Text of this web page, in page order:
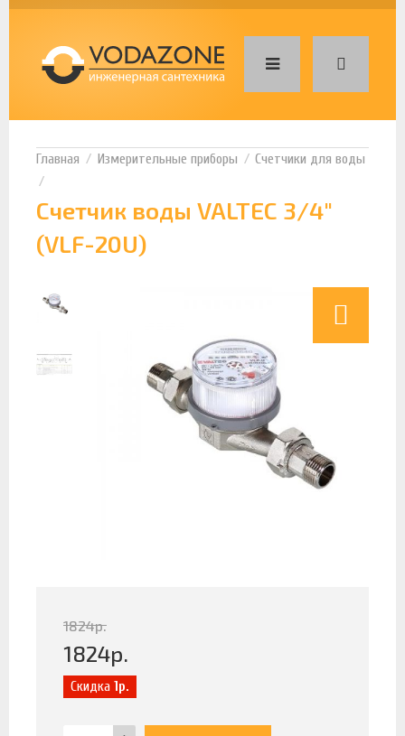
Измерительные приборы Счетчики для воды
Счетчик воды VALTEC 3/4"
(VLF-20U)
1824р.
1824р.
Скидка 1р.